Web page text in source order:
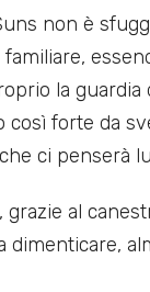
non è
la
forte da
ci penserà
al
dimenticare,